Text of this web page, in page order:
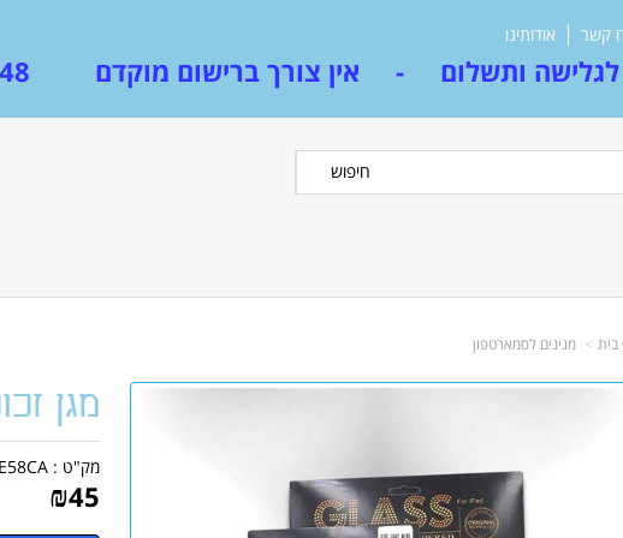
קשר אודותינו
ותשלום - אין צורך ברישום מוקדם
חיפוש
בית מגינים לסמארטפון
מגן
מק"ט :
₪45